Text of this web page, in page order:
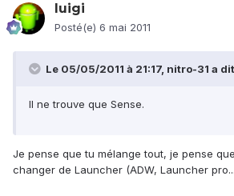
luigi
Posté(e) 6 mai 2011
Le 05/05/2011 à 21:17, nitro-31 a
Il ne trouve que Sense.
Je pense que tu mélange tout, je pense
changer de Launcher (ADW, Launcher